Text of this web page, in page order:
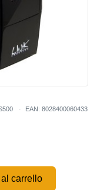
EAN: 8028400060433
carrello